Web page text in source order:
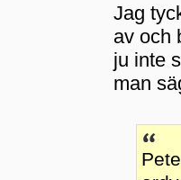
Jag
av och
ju inte
man